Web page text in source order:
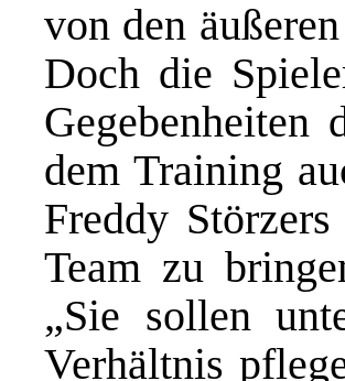
von den
Doch die
Gegebenheiten
dem Training
Freddy
Team zu
„Sie sollen
Verhältnis